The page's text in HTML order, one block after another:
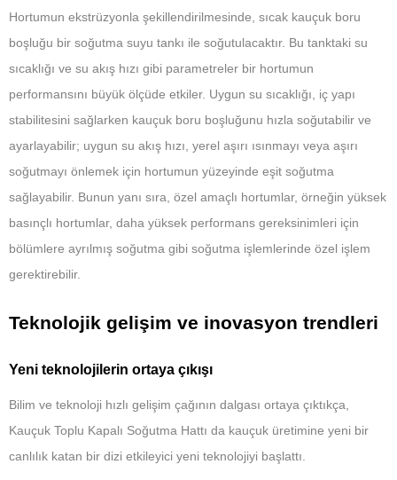
Hortumun ekstrüzyonla şekillendirilmesinde, sıcak kauçuk boru
boşluğu bir soğutma suyu tankı ile soğutulacaktır. Bu tanktaki su
sıcaklığı ve su akış hızı gibi parametreler bir hortumun
performansını büyük ölçüde etkiler. Uygun su sıcaklığı, iç yapı
stabilitesini sağlarken kauçuk boru boşluğunu hızla soğutabilir ve
ayarlayabilir; uygun su akış hızı, yerel aşırı ısınmayı veya aşırı
soğutmayı önlemek için hortumun yüzeyinde eşit soğutma
sağlayabilir. Bunun yanı sıra, özel amaçlı hortumlar, örneğin yüksek
basınçlı hortumlar, daha yüksek performans gereksinimleri için
bölümlere ayrılmış soğutma gibi soğutma işlemlerinde özel işlem
gerektirebilir.
Teknolojik gelişim ve inovasyon trendleri
Yeni teknolojilerin ortaya çıkışı
Bilim ve teknoloji hızlı gelişim çağının dalgası ortaya çıktıkça,
Kauçuk Toplu Kapalı Soğutma Hattı da kauçuk üretimine yeni bir
canlılık katan bir dizi etkileyici yeni teknolojiyi başlattı.